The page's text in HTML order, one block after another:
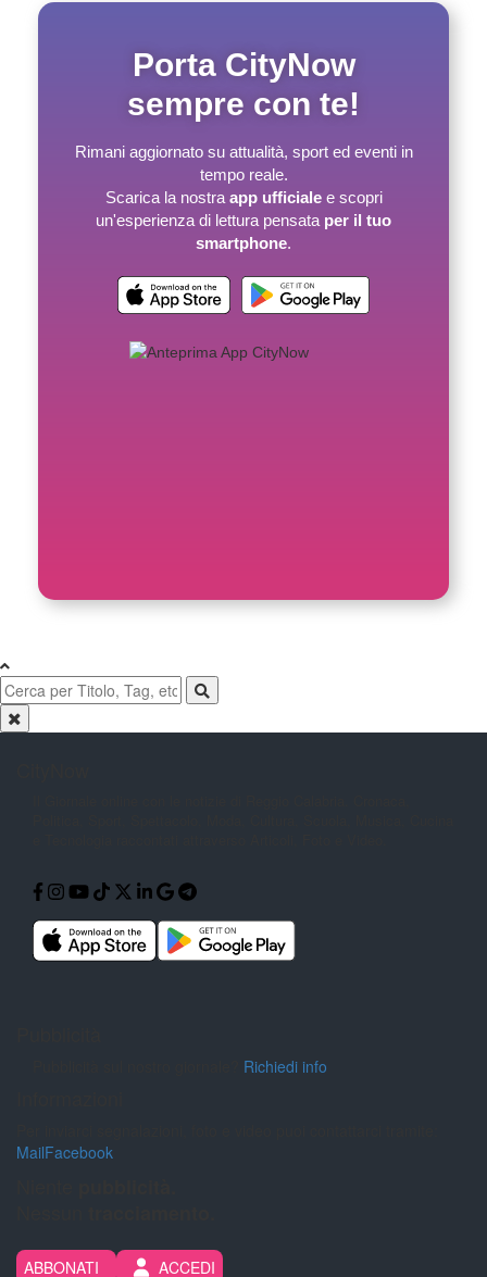
Porta CityNow
sempre con te!
Rimani aggiornato su attualità, sport ed eventi in
tempo reale.
Scarica la nostra app ufficialee scopri
un'esperienza di lettura pensata per il tuo
smartphone.
Richiedi info
MailFacebook
ABBONATI ACCEDI